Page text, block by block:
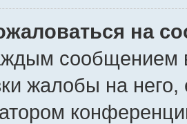
на
сообщением
жалобы на